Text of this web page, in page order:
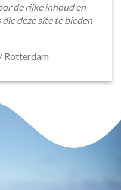
de rijke inhoud en
deze site te bieden
/ Rotterdam